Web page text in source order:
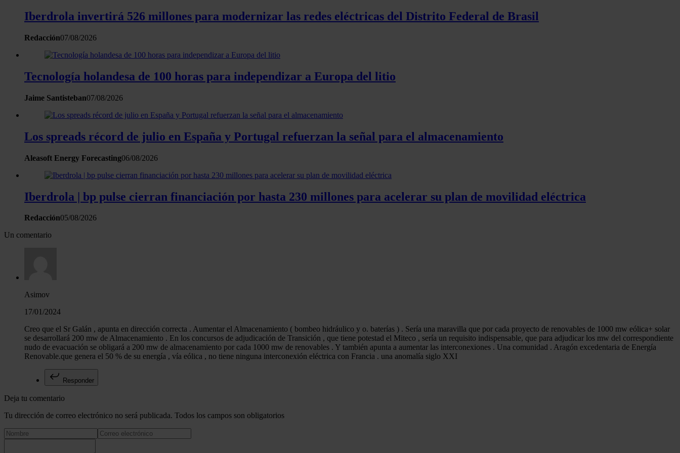
Iberdrola invertirá 526 millones para modernizar las redes eléctricas del Distrito Federal de Brasil
Redacción07/08/2026
Tecnología holandesa de 100 horas para independizar a Europa del litio
Jaime Santisteban07/08/2026
Los spreads récord de julio en España y Portugal refuerzan la señal para el almacenamiento
Aleasoft Energy Forecasting06/08/2026
Iberdrola | bp pulse cierran financiación por hasta 230 millones para acelerar su plan de movilidad eléctrica
Redacción05/08/2026
Un comentario
Asimov
17/01/2024
Creo que el Sr Galán , apunta en dirección correcta . Aumentar el Almacenamiento ( bombeo hidráulico y o. baterías ) . Sería una maravilla que por cada proyecto de renovables de 1000 mw eólica+ solar
se desarrollará 200 mw de Almacenamiento . En los concursos de adjudicación de Transición , que tiene potestad el Miteco , sería un requisito indispensable, que para adjudicar los mw del correspondiente
nudo de evacuación se obligará a 200 mw de almacenamiento por cada 1000 mw de renovables . Y también apunta a aumentar las interconexiones . Una comunidad . Aragón excedentaria de Energía
Renovable.que genera el 50 % de su energía , vía eólica , no tiene ninguna interconexión eléctrica con Francia . una anomalía siglo XXI
Responder
Deja tu comentario
Tu dirección de correo electrónico no será publicada. Todos los campos son obligatorios